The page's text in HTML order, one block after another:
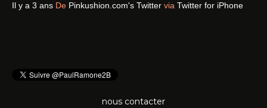
Il y a 3 ans De Pinkushion.com's Twitter via Twitter for iPhone
nous contacter